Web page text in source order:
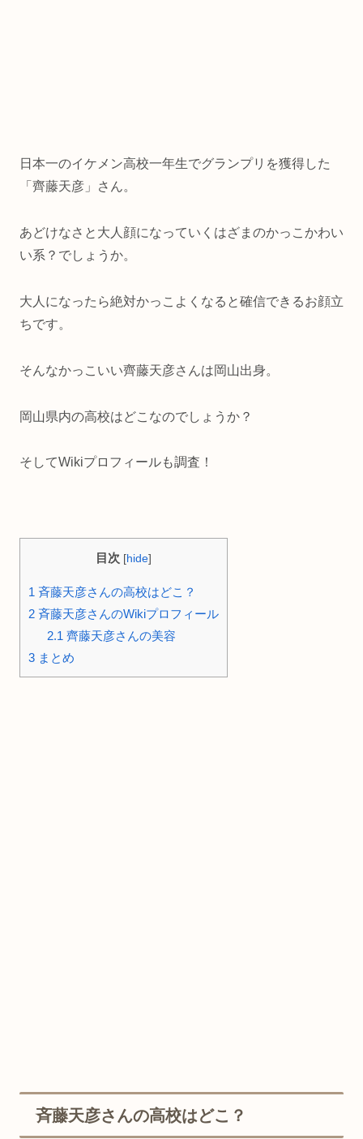
日本一のイケメン高校一年生でグランプリを獲得した
「齊藤天彦」さん。
あどけなさと大人顔になっていくはざまのかっこかわい
い系？でしょうか。
大人になったら絶対かっこよくなると確信できるお顔立
ちです。
そんなかっこいい齊藤天彦さんは岡山出身。
岡山県内の高校はどこなのでしょうか？
そしてWikiプロフィールも調査！
目次 [hide]
1 斉藤天彦さんの高校はどこ？
2 斉藤天彦さんのWikiプロフィール
2.1 齊藤天彦さんの美容
3 まとめ
斉藤天彦さんの高校はどこ？